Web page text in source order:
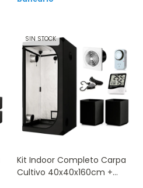
SIN STOCK
Kit Indoor Completo Carpa
Cultivo 40x40x160cm +